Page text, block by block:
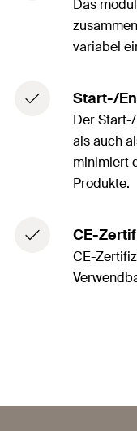
Das
variabel
Start-/
Der
als auch
minimiert
Produkte.
CE-
CE-